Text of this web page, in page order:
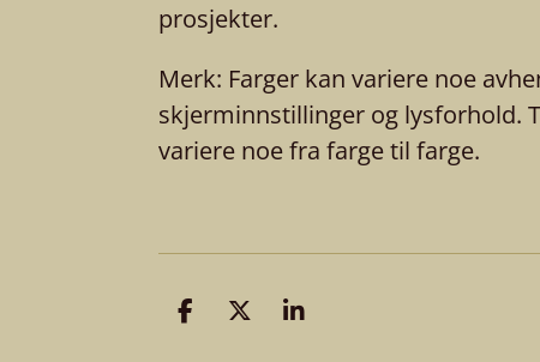
prosjekter.
Merk: Farger kan variere noe
skjerminnstillinger og lysforhold.
variere noe fra farge til farge.
D
D
D